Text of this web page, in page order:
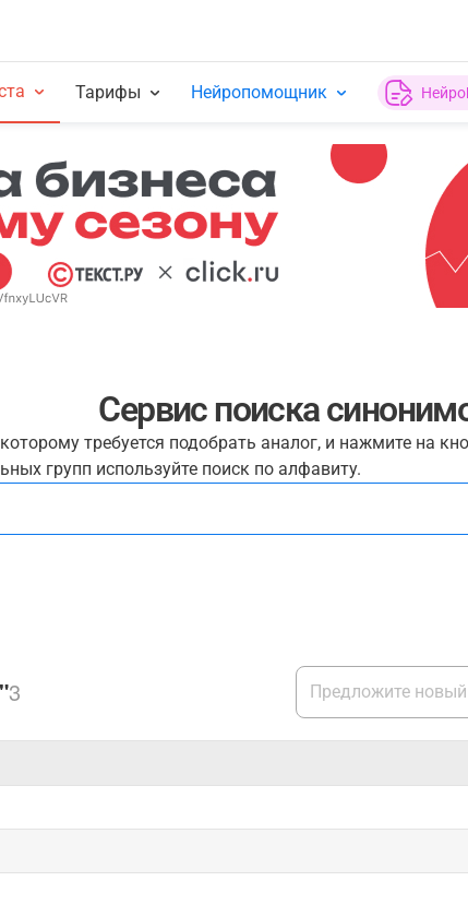
Тарифы Нейропомощник
Сервис поиска
требуется подобрать аналог, и нажмите на
групп используйте поиск по алфавиту.
3